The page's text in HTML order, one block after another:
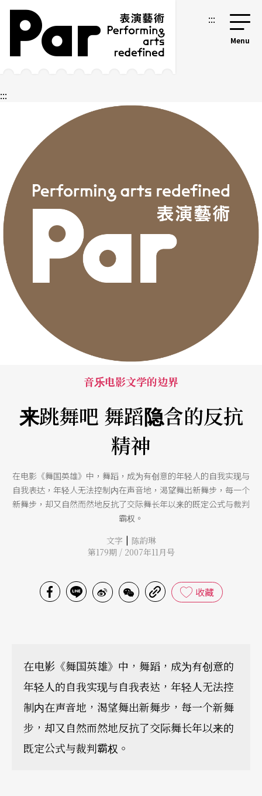
跳到主要内容区块
网站导览 :::
:::
音乐电影文学的边界
来跳舞吧 舞蹈隐含的反抗
精神
在电影《舞国英雄》中，舞蹈，成为有创意的年轻人的自我实现与
自我表达，年轻人无法控制内在声音地，渴望舞出新舞步，每一个
新舞步，却又自然而然地反抗了交际舞长年以来的既定公式与裁判
霸权。
文字 | 陈韵琳
第179期 / 2007年11月号
收藏
在电影《舞国英雄》中，舞蹈，成为有创意的
年轻人的自我实现与自我表达，年轻人无法控
制内在声音地，渴望舞出新舞步，每一个新舞
步，却又自然而然地反抗了交际舞长年以来的
既定公式与裁判霸权。